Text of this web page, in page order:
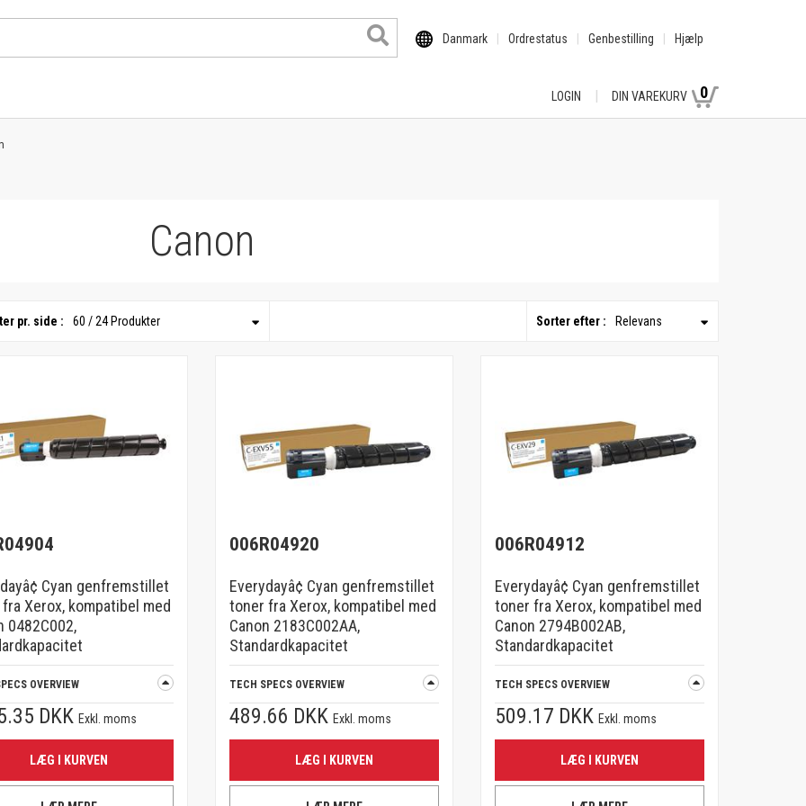
Danmark Ordrestatus Genbestilling Hjælp
LOGIN DIN VAREKURV 0
Canon
Sorter efter : Relevans
pr. side : 60 / 24 Produkter
Cyan genfremstillet
Xerox, kompatibel med
0482C002,
OVERVIEW
DKKExkl. moms
LÆG I KURVEN
006R04920
Everydayâ¢ Cyan genfremstillet
toner fra Xerox, kompatibel med
Canon 2183C002AA,
Standardkapacitet
TECH SPECS OVERVIEW
489.66 DKKExkl. moms
LÆG I KURVEN
006R04912
Everydayâ¢ Cyan genfremstillet
toner fra Xerox, kompatibel med
Canon 2794B002AB,
Standardkapacitet
TECH SPECS OVERVIEW
509.17 DKKExkl. moms
LÆG I KURVEN